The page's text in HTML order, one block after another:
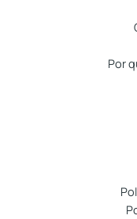
Por